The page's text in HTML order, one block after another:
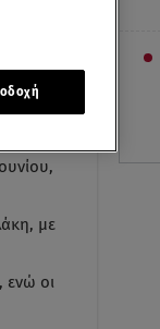
με
ενώ οι